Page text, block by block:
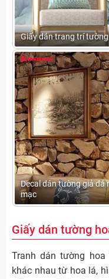
Giấy dán trang trí
Decal dán tường giả đá
mạc
Giấy dán tường
Tranh dán tường
khác nhau từ hoa lá,